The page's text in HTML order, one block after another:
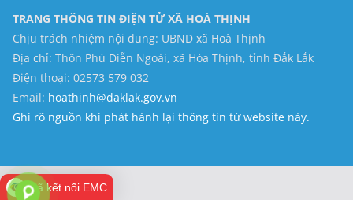
TRANG THÔNG TIN ĐIỆN TỬ XÃ HOÀ THỊNH
Chịu trách nhiệm nội dung: UBND xã Hoà Thịnh
Địa chỉ: Thôn Phú Diễn Ngoài, xã Hòa Thịnh, tỉnh Đắk Lắk
Điện thoại: 02573 579 032
Email: hoathinh@daklak.gov.vn
Ghi rõ nguồn khi phát hành lại thông tin từ website này.
Đã kết nối EMC